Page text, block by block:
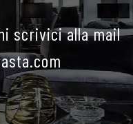
scrivici alla mail